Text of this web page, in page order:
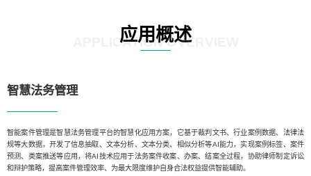
应用概述
APPLICATION OVERVIEW
智慧法务管理
智能案件管理是智慧法务管理平台的智慧化应用方案，它基于裁判文书、行业案例数据、法律法
规等大数据，开发了信息抽取、文本分析、文本分类、相似分析等AI能力，实现案例标签、案件
预测、类案推送等应用，将AI技术应用于法务案件收案、办案、结案全过程，协助律师制定诉讼
和辩护策略，提高案件管理效率、为最大限度维护自身合法权益提供智能辅助。